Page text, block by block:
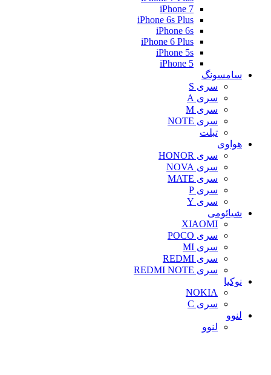
iPhone 7
iPhone 6s Plus
iPhone 6s
iPhone 6 Plus
iPhone 5s
iPhone 5
سامسونگ
سری S
سری A
سری M
سری NOTE
تبلت
هواوی
سری HONOR
سری NOVA
سری MATE
سری P
سری Y
شیائومی
XIAOMI
سری POCO
سری MI
سری REDMI
سری REDMI NOTE
نوکیا
NOKIA
سری C
لنوو
لنوو